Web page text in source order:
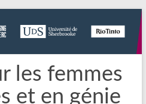
les femmes
et en génie